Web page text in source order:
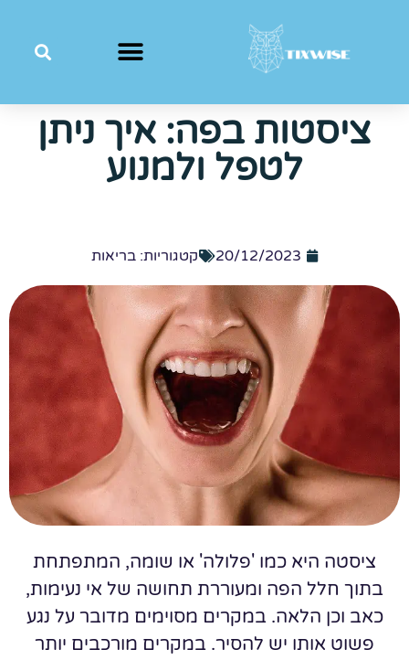
ציסטות בפה: איך ניתן
לטפל ולמנוע
20/12/2023 קטגוריות: בריאות
ציסטה היא כמו 'פלולה' או שומה, המתפתחת
בתוך חלל הפה ומעוררת תחושה של אי נעימות,
כאב וכן הלאה. במקרים מסוימים מדובר על נגע
פשוט אותו יש להסיר. במקרים מורכבים יותר